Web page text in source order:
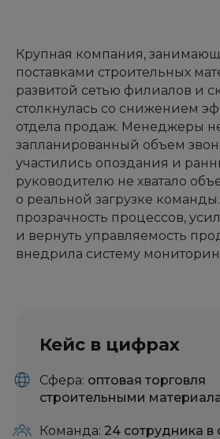
Крупная компания,
поставками строительных
развитой сетью филиалов и
столкнулась со снижением
отдела продаж. Менеджеры
запланированный объем
участились опоздания и
руководителю не хватало
о реальной загрузке
прозрачность процессов,
и вернуть управляемость
внедрила систему
Кейс в цифрах
Сфера: оптовая торговля
строительными
Команда: 24 сотрудника в